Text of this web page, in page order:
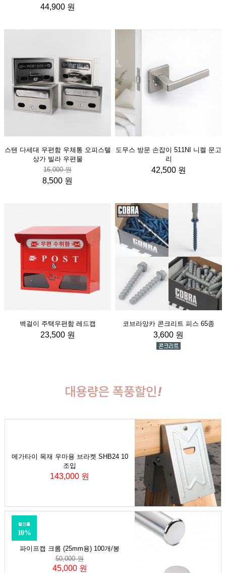
44,900 원
스텐 다세대 우편함 우체통 오피스텔
상가 빌라 우편물
16,000 원
8,500 원
도무스 방문 손잡이 511NI 니켈 문고
리
42,500 원
벽걸이 주택우편함 레드캡
23,500 원
코브라앙카 콘크리트 피스 65종
3,600 원
메가타이 목재 우마용 브라켓 SHB24 10
조입
143,000 원
파이프캡 크롬 (25mm용) 100개/봉
할인률
10%
50,000 원
45,000 원